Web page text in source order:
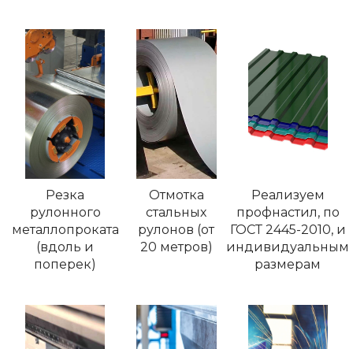
Резка
рулонного
металлопроката
(вдоль и
поперек)
Отмотка
стальных
рулонов (от
20 метров)
Реализуем
профнастил, по
ГОСТ 2445-2010, и
индивидуальным
размерам